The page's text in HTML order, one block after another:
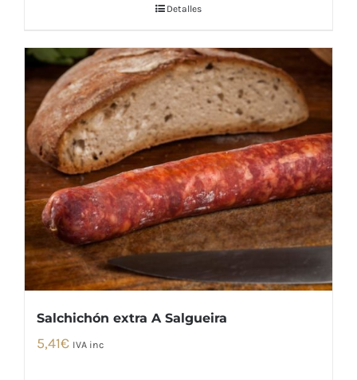
Detalles
Salchichón extra A Salgueira
5,41€ IVA inc